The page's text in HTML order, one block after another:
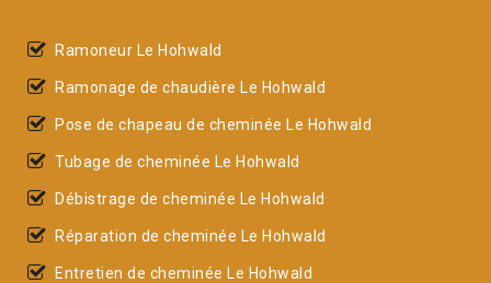
Ramoneur Le Hohwald
Ramonage de chaudière Le Hohwald
Pose de chapeau de cheminée Le Hohwald
Tubage de cheminée Le Hohwald
Débistrage de cheminée Le Hohwald
Réparation de cheminée Le Hohwald
Entretien de cheminée Le Hohwald